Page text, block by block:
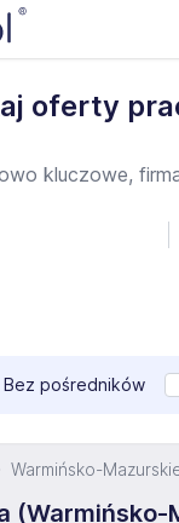
oferty
Bez pośredników
Warmińsko-
(Warmińsko-